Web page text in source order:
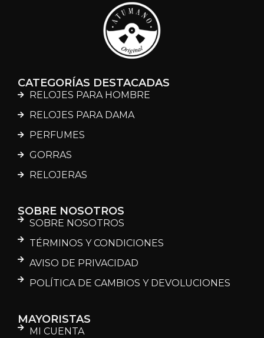
CATEGORÍAS DESTACADAS
RELOJES PARA HOMBRE
RELOJES PARA DAMA
PERFUMES
GORRAS
RELOJERAS
SOBRE NOSOTROS
SOBRE NOSOTROS
TÉRMINOS Y CONDICIONES
AVISO DE PRIVACIDAD
POLÍTICA DE CAMBIOS Y DEVOLUCIONES
MAYORISTAS
MI CUENTA